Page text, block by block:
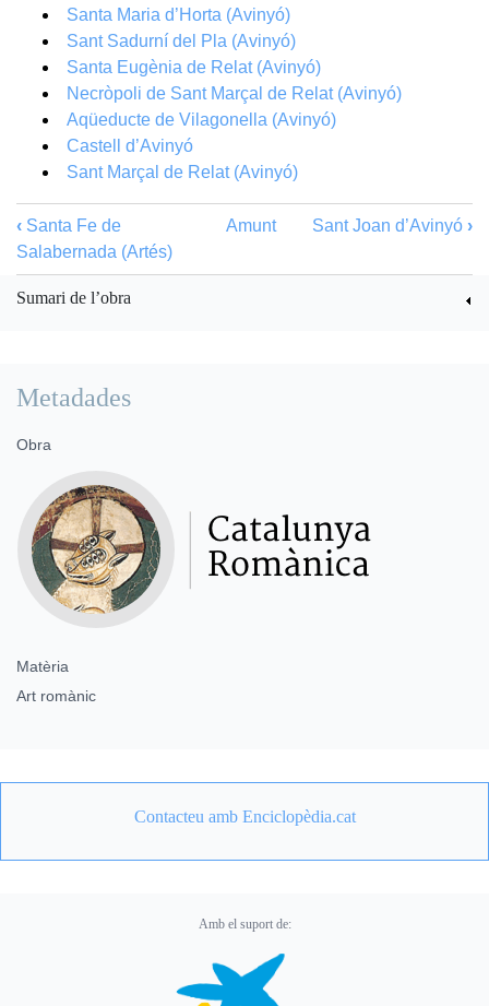
Santa Maria d’Horta (Avinyó)
Sant Sadurní del Pla (Avinyó)
Santa Eugènia de Relat (Avinyó)
Necròpoli de Sant Marçal de Relat (Avinyó)
Aqüeducte de Vilagonella (Avinyó)
Castell d’Avinyó
Sant Marçal de Relat (Avinyó)
‹ Santa Fe de
Salabernada (Artés)
Amunt Sant Joan d’Avinyó ›
Sumari de l’obra
Metadades
Obra
Matèria
Art romànic
Contacteu amb Enciclopèdia.cat
Amb el suport de: